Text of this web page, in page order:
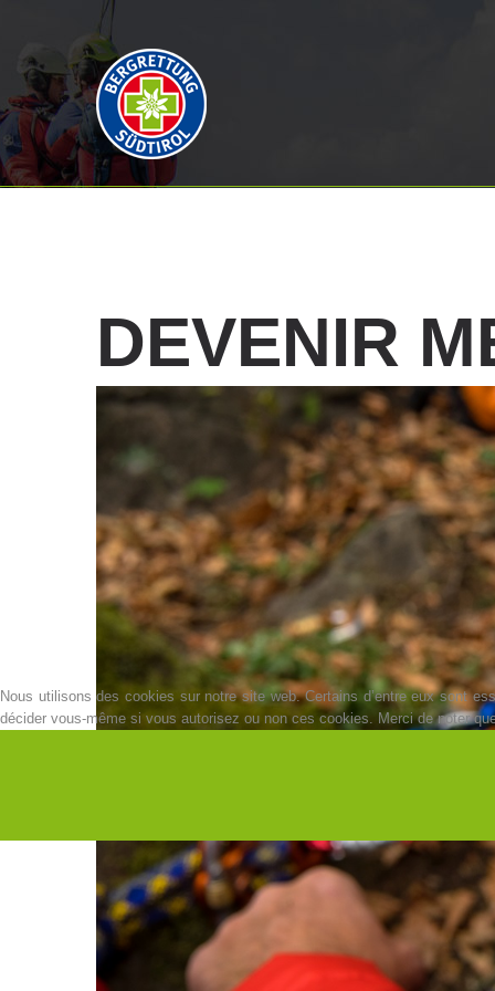
DEVENIR
Nous utilisons des cookies sur notre site web. Certains d’entre eux sont
décider vous-même si vous autorisez ou non ces cookies. Merci de noter